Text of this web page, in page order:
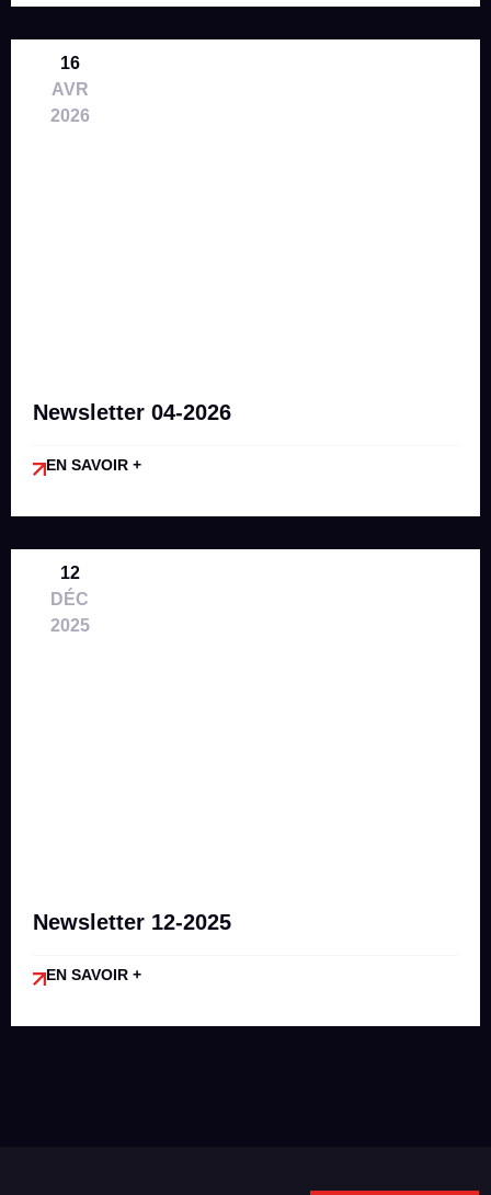
16
AVR
2026
Newsletter 04-2026
EN SAVOIR +
12
DÉC
2025
Newsletter 12-2025
EN SAVOIR +